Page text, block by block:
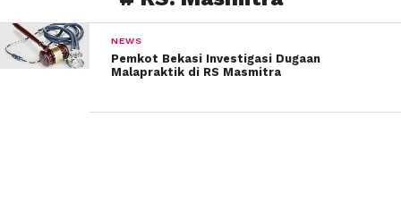
NEWS
Pemkot Bekasi Investigasi Dugaan
Malapraktik di RS Masmitra